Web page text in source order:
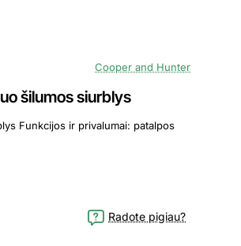
Cooper and Hunter
šilumos siurblys
Radote pigiau?